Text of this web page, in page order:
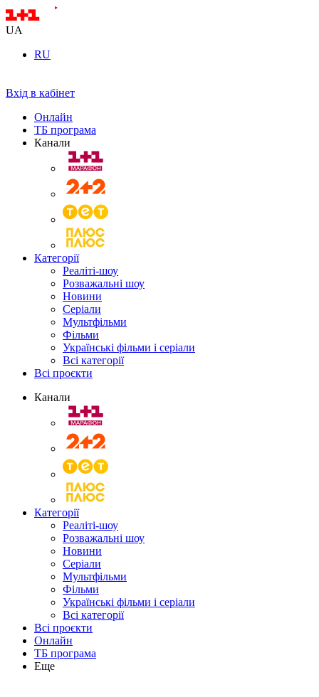
UA
RU
Вхід в кабінет
Онлайн
ТБ програма
Канали
Категорії
Реаліті-шоу
Розважальні шоу
Новини
Серіали
Мультфільми
Фільми
Українські фільми і серіали
Всі категорії
Всі проєкти
Канали
Категорії
Реаліті-шоу
Розважальні шоу
Новини
Серіали
Мультфільми
Фільми
Українські фільми і серіали
Всі категорії
Всі проєкти
Онлайн
ТБ програма
Еще